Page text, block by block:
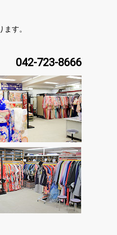
す。
042-723-8666